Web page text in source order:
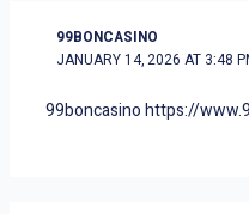
99BONCASINO
JANUARY 14, 2026 AT 3:48
99boncasinohttps://